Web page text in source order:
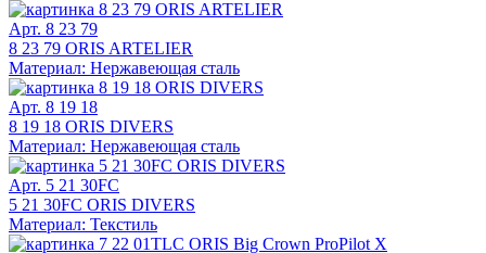
Арт. 8 23 79
8 23 79 ORIS ARTELIER
Материал: Нержавеющая сталь
Арт. 8 19 18
8 19 18 ORIS DIVERS
Материал: Нержавеющая сталь
Арт. 5 21 30FC
5 21 30FC ORIS DIVERS
Материал: Текстиль